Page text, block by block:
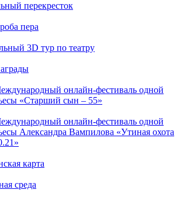
перекресток
пера
3D тур по театру
онлайн-фестиваль одной
«Старший сын – 55»
онлайн-фестиваль одной
Александра Вампилова «Утиная охота
карта
среда